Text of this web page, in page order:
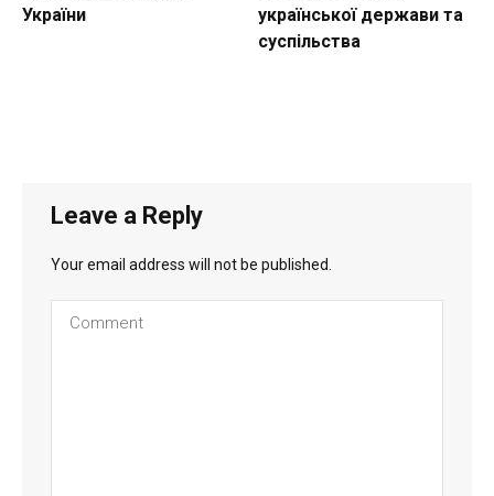
України
української держави та
суспільства
Leave a Reply
Your email address will not be published.